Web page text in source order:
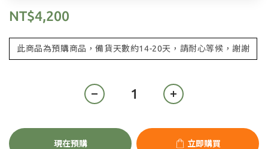
NT$4,200
此商品為預購商品，備貨天數約14-20天，請耐心等候，謝謝
現在預購 立即購買